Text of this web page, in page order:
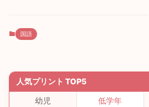
国語
人気プリント TOP5
幼児
低学年